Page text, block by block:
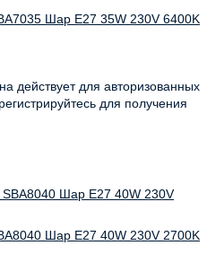
Шар E27 35W 230V 6400K
действует для авторизованных
для получения
Шар E27 40W 230V 2700K